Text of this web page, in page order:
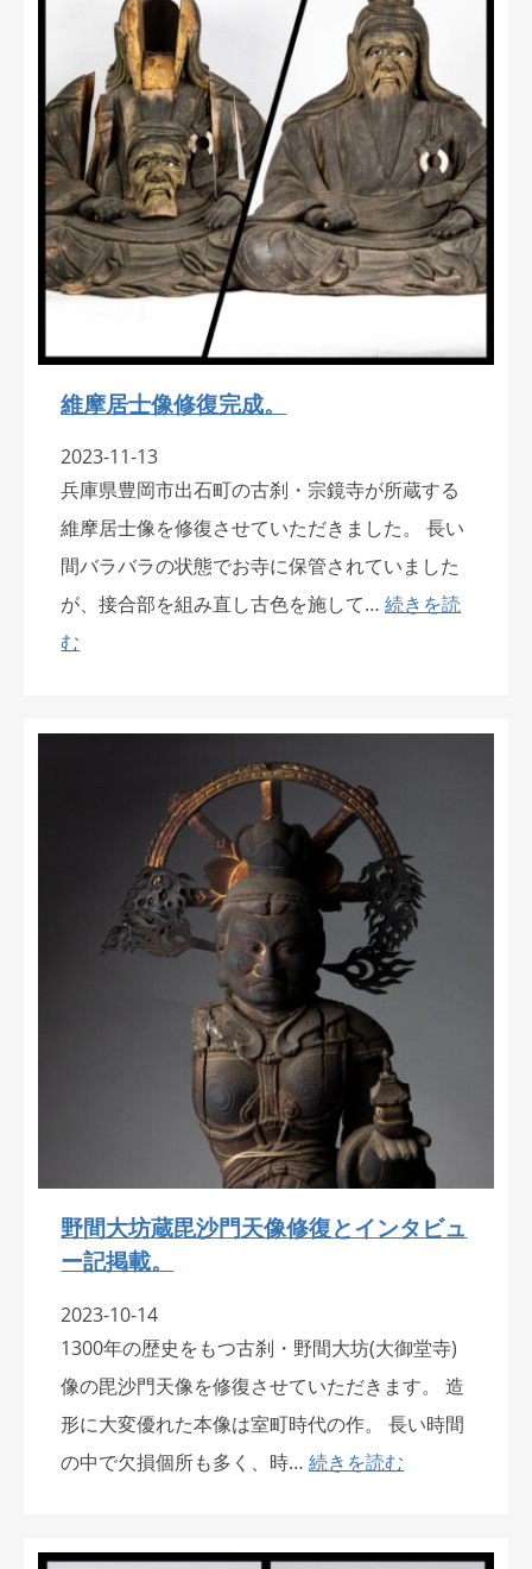
維摩居士像修復完成。
2023-11-13
兵庫県豊岡市出石町の古刹・宗鏡寺が所蔵する
維摩居士像を修復させていただきました。 長い
間バラバラの状態でお寺に保管されていました
が、接合部を組み直し古色を施して…続きを読
む
野間大坊蔵毘沙門天像修復とインタビュ
ー記掲載。
2023-10-14
1300年の歴史をもつ古刹・野間大坊(大御堂寺)
像の毘沙門天像を修復させていただきます。 造
形に大変優れた本像は室町時代の作。 長い時間
の中で欠損個所も多く、時…続きを読む